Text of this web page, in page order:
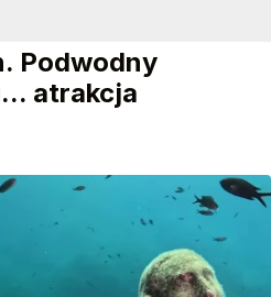
Podwodny
atrakcja